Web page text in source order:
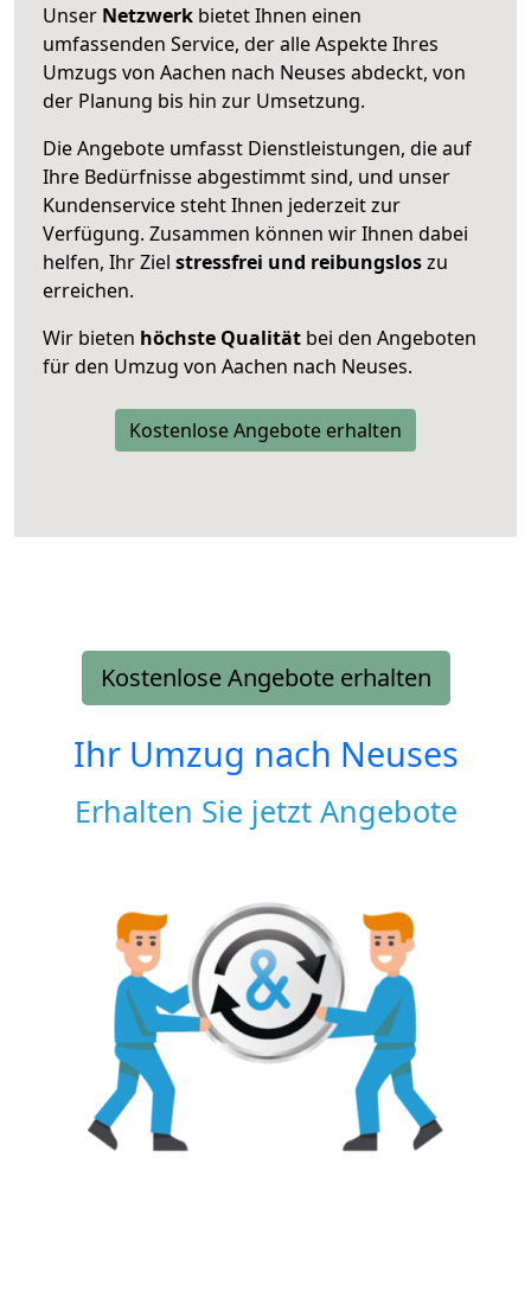
Unser Netzwerk bietet Ihnen einen
umfassenden Service, der alle Aspekte Ihres
Umzugs von Aachen nach Neuses abdeckt, von
der Planung bis hin zur Umsetzung.
Die Angebote umfasst Dienstleistungen, die auf
Ihre Bedürfnisse abgestimmt sind, und unser
Kundenservice steht Ihnen jederzeit zur
Verfügung. Zusammen können wir Ihnen dabei
helfen, Ihr Ziel stressfrei und reibungsloszu
erreichen.
Wir bieten höchste Qualität bei den Angeboten
für den Umzug von Aachen nach Neuses.
Kostenlose Angebote erhalten
Kostenlose Angebote erhalten
Ihr Umzug nach Neuses
Erhalten Sie jetzt Angebote